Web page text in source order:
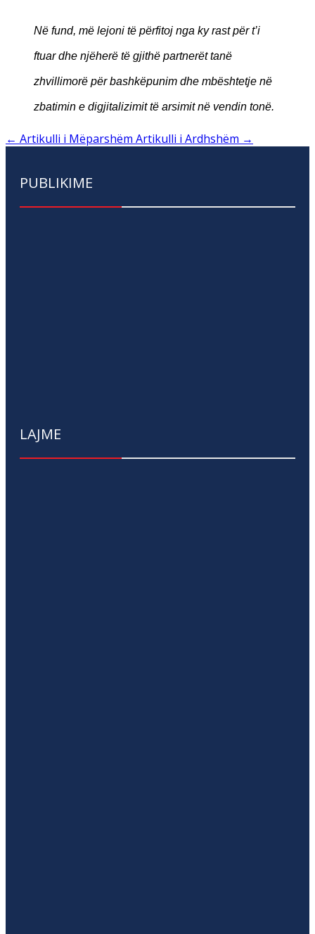
Në fund, më lejoni të përfitoj nga ky rast për t’i
ftuar dhe njëherë të gjithë partnerët tanë
zhvillimorë për bashkëpunim dhe mbështetje në
zbatimin e digjitalizimit të arsimit në vendin tonë.
← Artikulli i Mëparshëm Artikulli i Ardhshëm →
PUBLIKIME
LAJME